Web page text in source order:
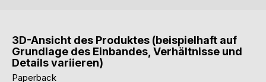
3D-Ansicht des Produktes (beispielhaft auf
Grundlage des Einbandes, Verhältnisse und
Details variieren)
Paperback